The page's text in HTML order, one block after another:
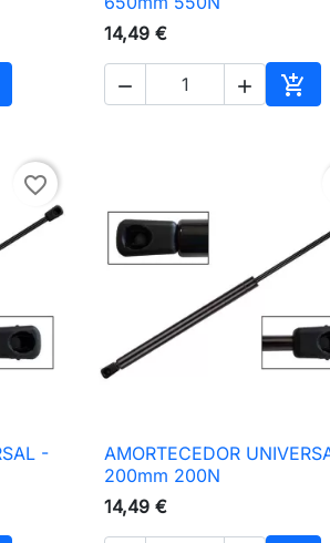
ao carrinho
14,49 €
  
favorite_border
-
 Vista rápida
AMORTECEDOR
200mm 200N
14,49 €